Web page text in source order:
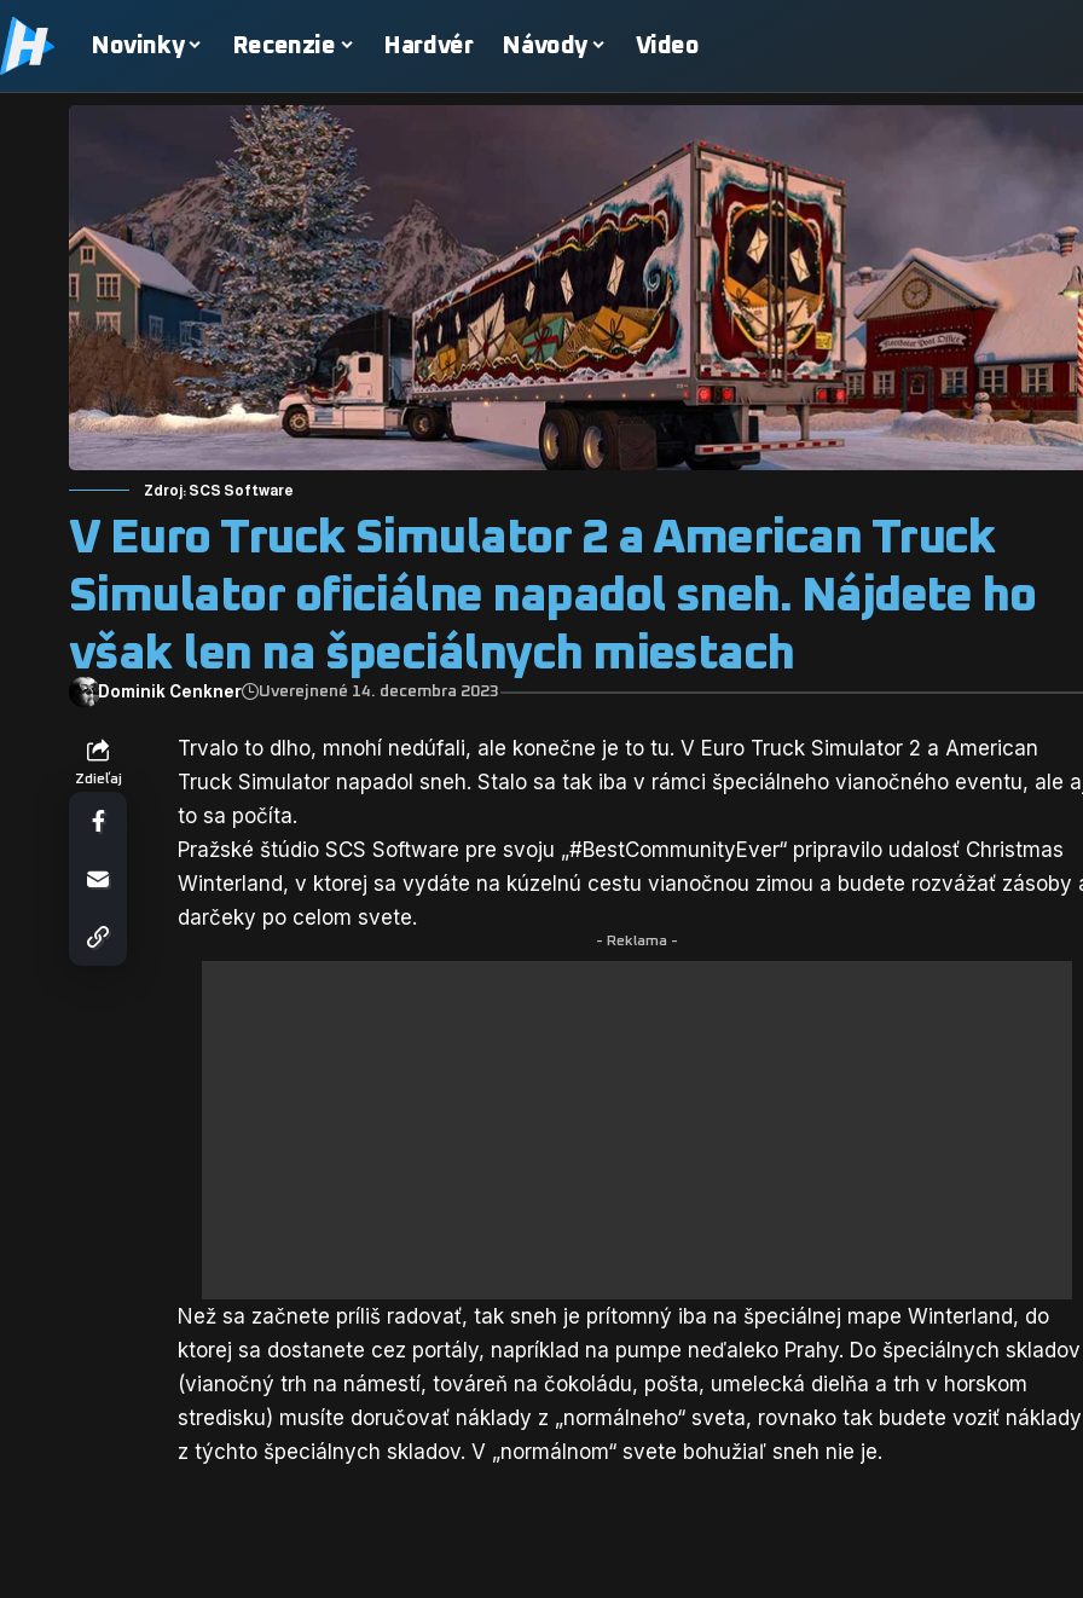
Novinky Recenzie Hardvér Návody Video
Zdroj: SCS Software
V Euro Truck Simulator 2 a American Truck
Simulator oficiálne napadol sneh. Nájdete ho
však len na špeciálnych miestach
Dominik Cenkner Uverejnené 14. decembra 2023
Zdieľaj
Trvalo to dlho, mnohí nedúfali, ale konečne je to tu. V Euro Truck Simulator 2 a American
Truck Simulator napadol sneh. Stalo sa tak iba v rámci špeciálneho vianočného eventu, ale
to sa počíta.
Pražské štúdio SCS Software pre svoju „#BestCommunityEver“ pripravilo udalosť Christmas
Winterland, v ktorej sa vydáte na kúzelnú cestu vianočnou zimou a budete rozvážať zásoby
darčeky po celom svete.
- Reklama -
Než sa začnete príliš radovať, tak sneh je prítomný iba na špeciálnej mape Winterland, do
ktorej sa dostanete cez portály, napríklad na pumpe neďaleko Prahy. Do špeciálnych skladov
(vianočný trh na námestí, továreň na čokoládu, pošta, umelecká dielňa a trh v horskom
stredisku) musíte doručovať náklady z „normálneho“ sveta, rovnako tak budete voziť náklady
z týchto špeciálnych skladov. V „normálnom“ svete bohužiaľ sneh nie je.